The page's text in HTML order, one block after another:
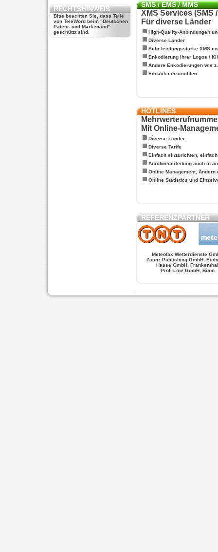
RECHTSHINWEIS
Bitte beachten Sie, dass Teile
von TeleWord beim "Deutschen
Patent- und Markenamt"
geschützt sind.
SMS / EMS / MMS
XMS Services (SMS
Für diverse Länder
High-Quality-Anbindungen
Diverse Länder
Sehr leistungsstarke XMS
Enkodierung Ihrer Logos /
Andere Enkodierungen wie
Einfach einzurichten
HOTLINES
Mit Online-
Diverse Länder
Diverse Tarife
Einfach einzurichten,
Anrufweiterleitung auch in
Online Management, Ändern
Online Statistics und
REFERENZPARTNER
Meteofax Wetterdienste
Zaunz Publishing GmbH,
Haase GmbH, Frankenthal
Profi-Line GmbH, Bonn